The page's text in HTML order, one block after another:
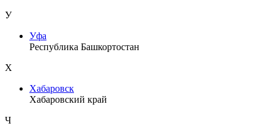
У
Уфа
Республика Башкортостан
Х
Хабаровск
Хабаровский край
Ч